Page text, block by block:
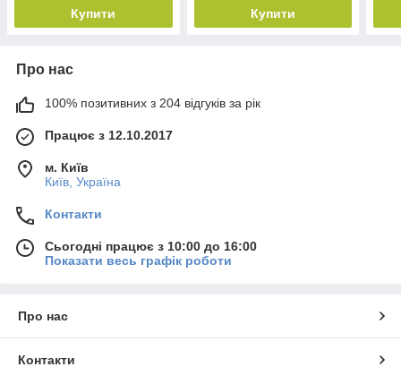
Купити Купити
Про нас
100% позитивних з 204 відгуків за рік
Працює з 12.10.2017
м. Київ
Київ, Україна
Контакти
Сьогодні працює з 10:00 до 16:00
Показати весь графік роботи
Про нас
Контакти